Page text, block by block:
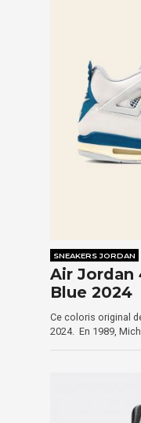
SNEAKERS JORDAN
Air Jordan
Blue 2024
Ce coloris original
2024. En 1989,